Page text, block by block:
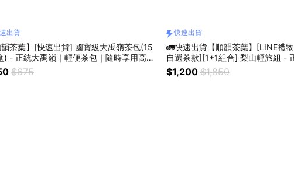
出貨
韻茶葉】[快速出貨] 國寶級大禹嶺茶包(15
) - 正統大禹嶺｜輕便茶包｜隨時享用高山
$675
快速出貨
🚛快速出貨【順韻茶葉】[LINE禮
自選茶款][1+1組合] 梨山輕旅組 -
K｜梨山新佳陽｜陶瓷簡約便攜茶具
用高山好茶｜自家茶園產製銷
$1,200 $1,850